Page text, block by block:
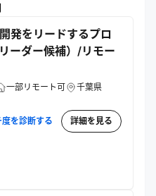
発をリードするプロ
ーダー候補）/リモー
一部リモート可 千葉県
度を診断する 詳細を見る